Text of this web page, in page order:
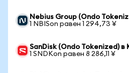
Nebius Group (Ondo
1 NBISon равен 1 294,73 ¥
SanDisk (Ondo Tokenized) в
1 SNDKon равен 8 286,11 ¥